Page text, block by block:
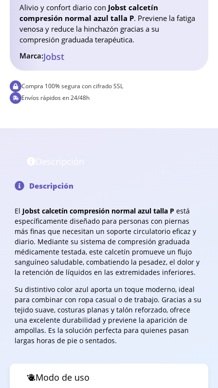
Alivio y confort diario con Jobst calcetín
compresión normal azul talla P. Previene la fatiga
venosa y reduce la hinchazón gracias a su
compresión graduada terapéutica.
Marca:Jobst
Compra 100% segura con cifrado SSL
Envíos rápidos en 24/48h
Modo de uso
Descripción
El Jobst calcetín compresión normal azul talla P está
específicamente diseñado para personas con piernas
más finas que necesitan un soporte circulatorio eficaz y
diario. Mediante su sistema de compresión graduada
médicamente testada, este calcetín promueve un flujo
sanguíneo saludable, combatiendo la pesadez, el dolor y
la retención de líquidos en las extremidades inferiores.
Su distintivo color azul aporta un toque moderno, ideal
para combinar con ropa casual o de trabajo. Gracias a su
tejido suave, costuras planas y talón reforzado, ofrece
una excelente durabilidad y previene la aparición de
ampollas. Es la solución perfecta para quienes pasan
largas horas de pie o sentados.